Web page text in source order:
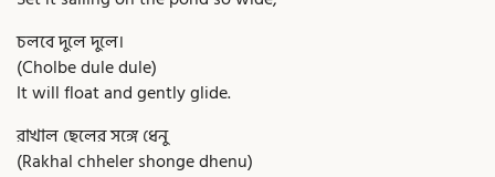
চলবে দুলে দুলে।
(Cholbe dule dule)
It will float and gently glide.
রাখাল ছেলের সঙ্গে ধেনু
(Rakhal chheler shonge dhenu)